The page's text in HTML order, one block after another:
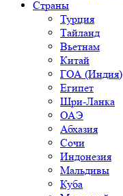
Страны
Турция
Тайланд
Вьетнам
Китай
ГОА (Индия)
Египет
Шри-Ланка
ОАЭ
Абхазия
Сочи
Индонезия
Мальдивы
Куба